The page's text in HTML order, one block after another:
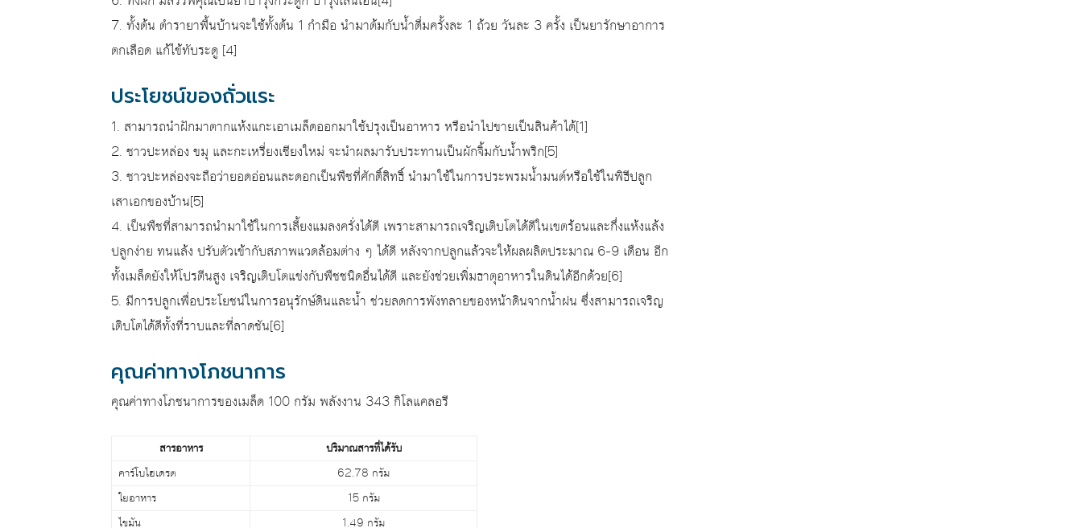
7. ทั้งต้น ตำรายาพื้นบ้านจะใช้ทั้งต้น 1 กำมือ นำมาต้มกับน้ำดื่มครั้งละ 1 ถ้วย วันละ 3 ครั้ง เป็นยารักษาอาการ
ตกเลือด แก้ไข้ทับระดู [4]
ประโยชน์ของถั่วแระ
1. สามารถนำฝักมาตากแห้งแกะเอาเมล็ดออกมาใช้ปรุงเป็นอาหาร หรือนำไปขายเป็นสินค้าได้[1]
2. ชาวปะหล่อง ขมุ และกะเหรี่ยงเชียงใหม่ จะนำผลมารับประทานเป็นผักจิ้มกับน้ำพริก[5]
3. ชาวปะหล่องจะถือว่ายอดอ่อนและดอกเป็นพืชที่ศักดิ์สิทธิ์ นำมาใช้ในการประพรมน้ำมนต์หรือใช้ในพิธีปลูก
เสาเอกของบ้าน[5]
4. เป็นพืชที่สามารถนำมาใช้ในการเลี้ยงแมลงครั่งได้ดี เพราะสามารถเจริญเติบโตได้ดีในเขตร้อนและกึ่งแห้งแล้ง
ปลูกง่าย ทนแล้ง ปรับตัวเข้ากับสภาพแวดล้อมต่าง ๆ ได้ดี หลังจากปลูกแล้วจะให้ผลผลิตประมาณ 6-9 เดือน อีก
ทั้งเมล็ดยังให้โปรตีนสูง เจริญเติบโตแข่งกับพืชชนิดอื่นได้ดี และยังช่วยเพิ่มธาตุอาหารในดินได้อีกด้วย[6]
5. มีการปลูกเพื่อประโยชน์ในการอนุรักษ์ดินและน้ำ ช่วยลดการพังทลายของหน้าดินจากน้ำฝน ซึ่งสามารถเจริญ
เติบโตได้ดีทั้งที่ราบและที่ลาดชัน[6]
คุณค่าทางโภชนาการ
คุณค่าทางโภชนาการของเมล็ด 100 กรัม พลังงาน 343 กิโลแคลอรี
สารอาหาร
ปริมาณสารที่ได้รับ
คาร์โบไฮเดรต
62.78 กรัม
ใยอาหาร
15 กรัม
ไขมัน
1.49 กรัม